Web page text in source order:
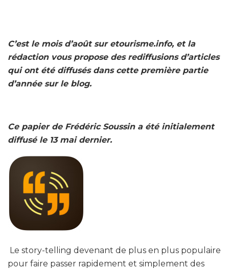
C’est le mois d’août sur etourisme.info, et la
rédaction vous propose des rediffusions d’articles
qui ont été diffusés dans cette première partie
d’année sur le blog.
Ce papier de Frédéric Soussin a été initialement
diffusé le 13 mai dernier.
Le story-telling devenant de plus en plus populaire
pour faire passer rapidement et simplement des